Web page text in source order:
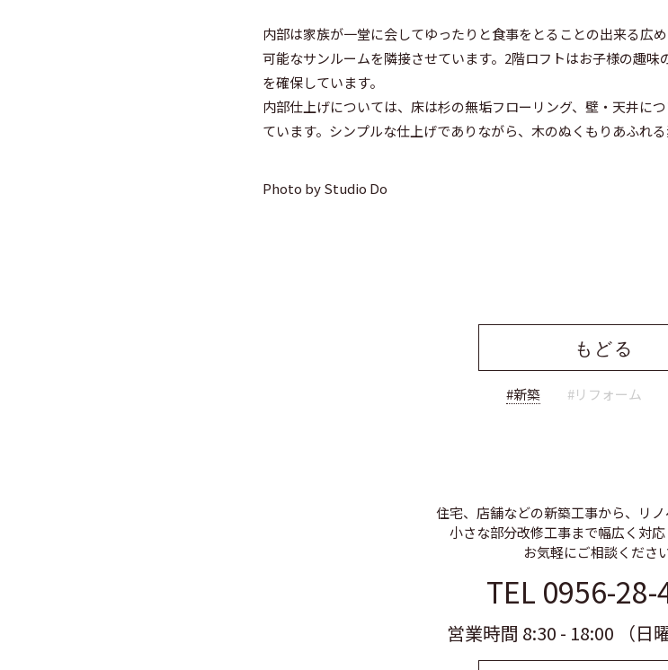
内部は家族が一堂に会してゆったりと食事をとることの出来る広
可能なサンルームを隣接させています。2階ロフトはお子様の趣味
を確保しています。
内部仕上げについては、床は杉の無垢フローリング、壁・天井に
ています。シンプルな仕上げでありながら、木のぬくもりあふれる
Photo by Studio Do
もどる
#新築 #リフォーム
住宅、店舗などの新築工事から、リノ
小さな部分改修工事まで幅広く対応
お気軽にご相談ください
TEL 0956-28-
営業時間 8:30 - 18:00 （日